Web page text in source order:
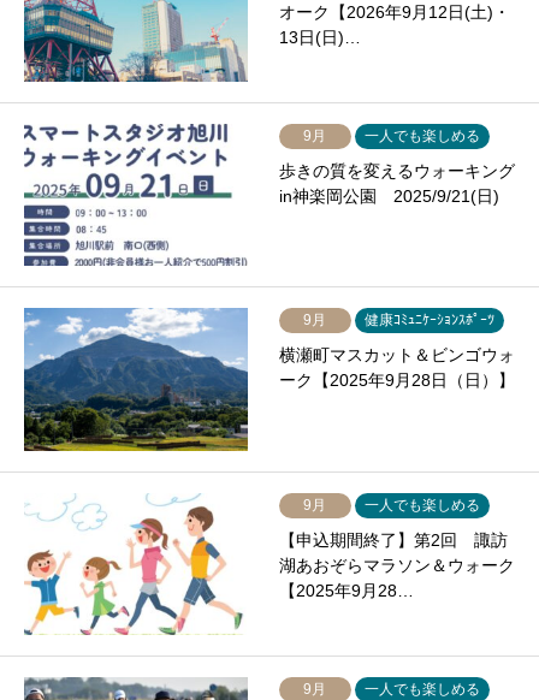
オーク【2026年9月12日(土)・
13日(日)…
9月 一人でも楽しめる
歩きの質を変えるウォーキング
in神楽岡公園 2025/9/21(日)
9月 健康ｺﾐｭﾆｹｰｼｮﾝｽﾎﾟｰﾂ
横瀬町マスカット＆ビンゴウォ
ーク【2025年9月28日（日）】
9月 一人でも楽しめる
【申込期間終了】第2回 諏訪
湖あおぞらマラソン＆ウォーク
【2025年9月28…
9月 一人でも楽しめる